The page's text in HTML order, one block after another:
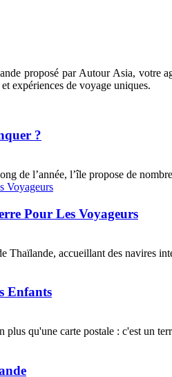
proposé par Autour Asia, votre
expériences de voyage uniques.
?
de l’année, l’île propose de
Pour Les Voyageurs
Thaïlande, accueillant des navires
Enfants
qu'une carte postale : c'est un